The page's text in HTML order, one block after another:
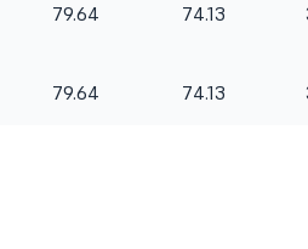
79.64 74.13
79.64 74.13